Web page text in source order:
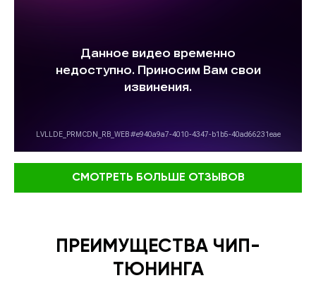
СМОТРЕТЬ БОЛЬШЕ ОТЗЫВОВ
ПРЕИМУЩЕСТВА ЧИП-
ТЮНИНГА